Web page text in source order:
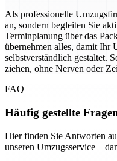
Als professionelle
an, sondern begleiten Sie
Terminplanung über das
übernehmen alles, damit Ihr
selbstverständlich gestaltet.
ziehen, ohne Nerven oder
FAQ
Häufig gestellte
Hier finden Sie Antworten
unseren Umzugsservice –